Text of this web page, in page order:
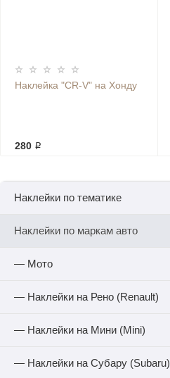
Наклейка "CR-V" на Хонду
280 ₽
Наклейки по тематике
Наклейки по маркам авто
— Мото
— Наклейки на Рено (Renault)
— Наклейки на Мини (Mini)
— Наклейки на Субару (Subaru)